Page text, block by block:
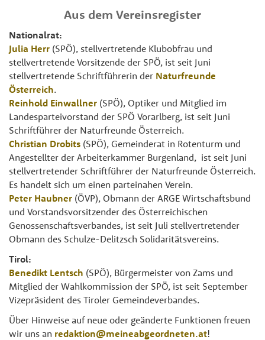
Aus dem Vereinsregister
Nationalrat:
Julia Herr (SPÖ), stellvertretende Klubobfrau und
stellvertretende Vorsitzende der SPÖ, ist seit Juni
stellvertretende Schriftführerin der Naturfreunde
Österreich.
Reinhold Einwallner (SPÖ), Optiker und Mitglied im
Landesparteivorstand der SPÖ Vorarlberg, ist seit Juni
Schriftführer der Naturfreunde Österreich.
Christian Drobits (SPÖ), Gemeinderat in Rotenturm und
Angestellter der Arbeiterkammer Burgenland, ist seit Juni
stellvertretender Schriftführer der Naturfreunde Österreich.
Es handelt sich um einen parteinahen Verein.
Peter Haubner (ÖVP), Obmann der ARGE Wirtschaftsbund
und Vorstandsvorsitzender des Österreichischen
Genossenschaftsverbandes, ist seit Juli stellvertretender
Obmann des Schulze-Delitzsch Solidaritätsvereins.
Tirol:
Benedikt Lentsch (SPÖ), Bürgermeister von Zams und
Mitglied der Wahlkommission der SPÖ, ist seit September
Vizepräsident des Tiroler Gemeindeverbandes.
Über Hinweise auf neue oder geänderte Funktionen freuen
wir uns an redaktion@meineabgeordneten.at!